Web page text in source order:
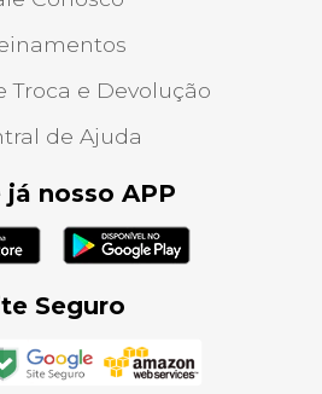
Troca e Devolução
de Ajuda
já nosso APP
Seguro